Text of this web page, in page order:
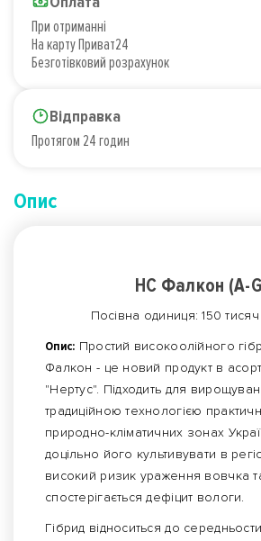
При отриманні
На карту Приват24
Безготівковий розрахунок
Відправка
Протягом 24 годин
Опис
НС Фалкон (A-
Посівна одиниця: 150 тисяч
Опис: Простий високоолійного
Фалкон - це новий продукт в
"Нертус". Підходить для
традиційною технологією
природно-кліматичних зонах
доцільно його культивувати в
високий ризик ураження вовчка
спостерігається дефіцит вологи.
Гібрид відноситься до